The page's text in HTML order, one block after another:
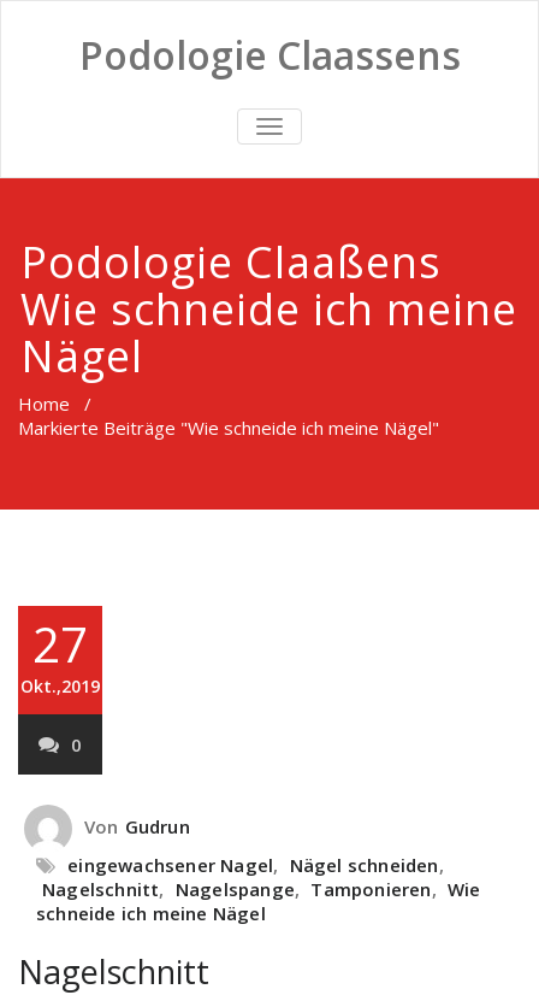
Podologie Claassens
TOGGLE
Podologie Claaßens
Wie schneide ich meine
Nägel
Home /
Markierte Beiträge "Wie schneide ich meine Nägel"
27
Okt.,2019
0
Von Gudrun
eingewachsener Nagel, Nägel schneiden,
Nagelschnitt, Nagelspange, Tamponieren, Wie
schneide ich meine Nägel
Nagelschnitt